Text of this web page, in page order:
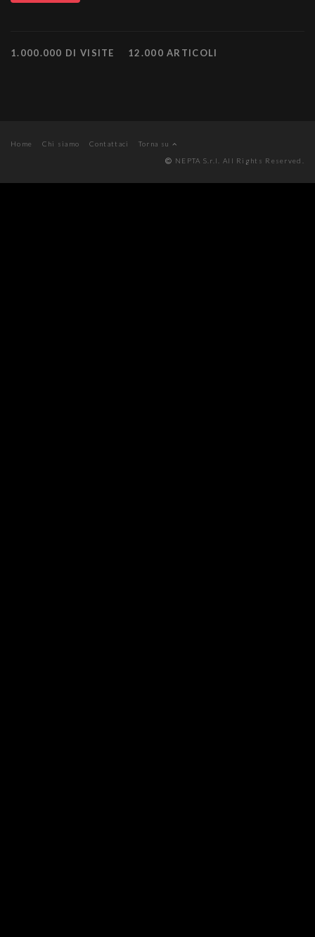
1.000.000 DI VISITE 12.000 ARTICOLI
Home Chi siamo Contattaci
Torna su
NEPTA S.r.l. All Rights Reserved.